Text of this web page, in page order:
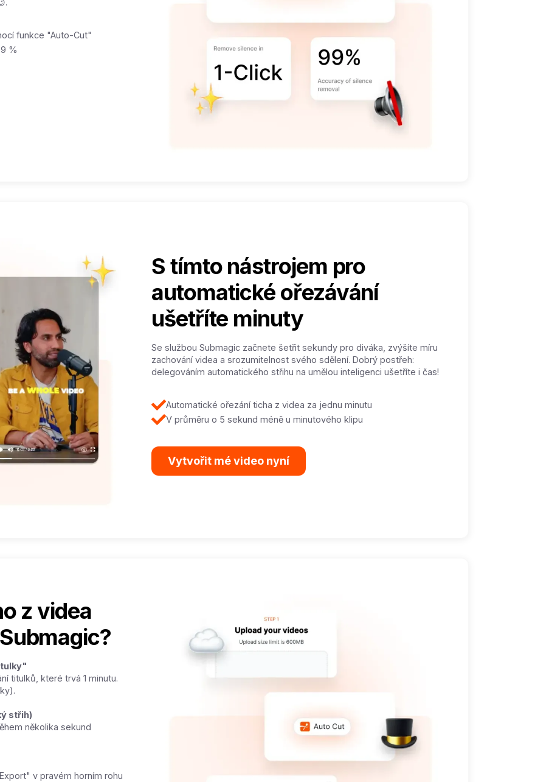
funkce "Auto-Cut"
%
S tímto nástrojem pro
automatické ořezávání
ušetříte minuty
Se službou Submagic začnete šetřit sekundy pro diváka, zvýšíte míru
zachování videa a srozumitelnost svého sdělení. Dobrý postřeh:
delegováním automatického střihu na umělou inteligenci ušetříte i čas!
Automatické ořezání ticha z videa za jednu minutu
V průměru o 5 sekund méně u minutového klipu
Vytvořit mé video nyní
z videa
titulků, které trvá 1 minutu.
střih)
několika sekund
v pravém horním rohu